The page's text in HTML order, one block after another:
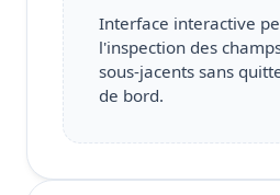
Interface interactive
l'inspection des
sous-jacents sans
de bord.